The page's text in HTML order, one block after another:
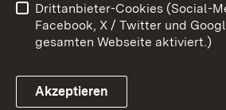
Link zum Landesportal
Impressum Cookies
Drittanbieter-Cookies (Social-
Facebook, X / Twitter und
gesamten Webseite aktiviert.)
Akzeptieren